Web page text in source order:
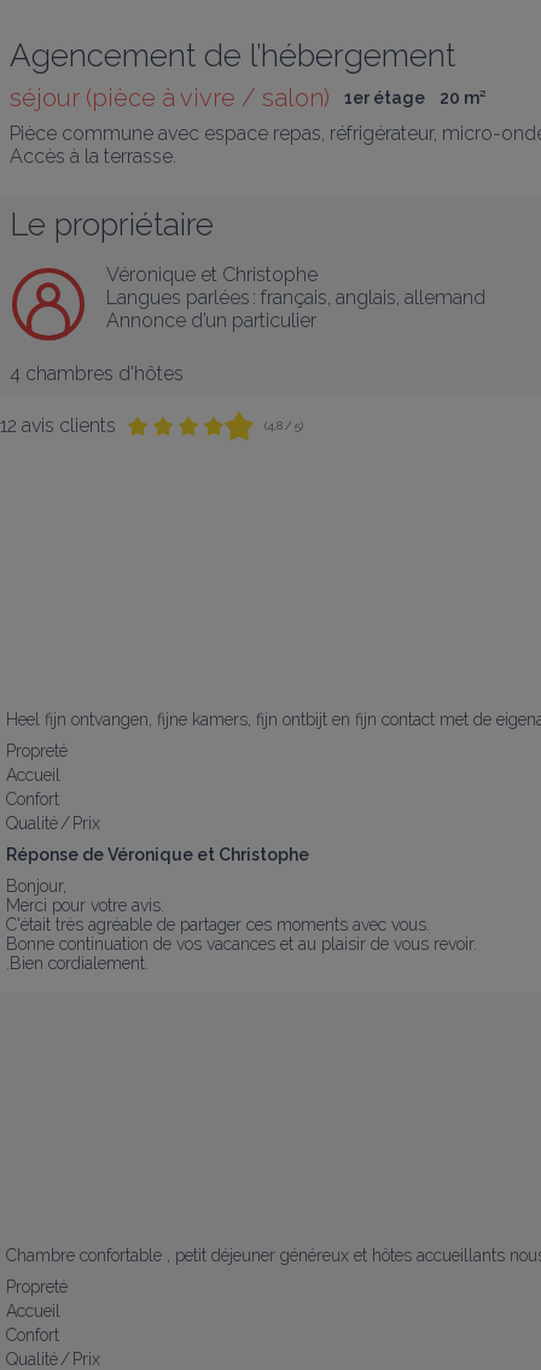
Agencement de l’hébergement
séjour (pièce à vivre / salon) 1er étage 20 m²
Pièce commune avec espace repas, réfrigérateur, micro-
Accès à la terrasse.
Le propriétaire
Véronique et Christophe
Langues parlées : français, anglais, allemand
Annonce d’un particulier
4 chambres d'hôtes
12 avis clients (4,8 / 5)
Heel fijn ontvangen, fijne kamers, fijn ontbijt en fijn contact met de
Propreté
Accueil
Confort
Qualité / Prix
Réponse de Véronique et Christophe
Bonjour,
Merci pour votre avis.
C'était très agréable de partager ces moments avec vous.
Bonne continuation de vos vacances et au plaisir de vous revoir.
.Bien cordialement.
Chambre confortable , petit déjeuner généreux et hôtes accueillants
Propreté
Accueil
Confort
Qualité / Prix